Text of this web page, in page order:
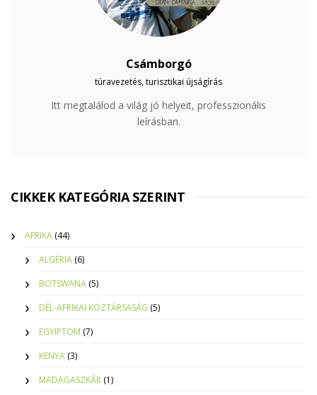
Csámborgó
túravezetés, turisztikai újságírás
Itt megtalálod a világ jó helyeit, professzionális
leírásban.
CIKKEK KATEGÓRIA SZERINT
AFRIKA (44)
ALGÉRIA (6)
BOTSWANA (5)
DÉL-AFRIKAI KÖZTÁRSASÁG (5)
EGYIPTOM (7)
KENYA (3)
MADAGASZKÁR (1)